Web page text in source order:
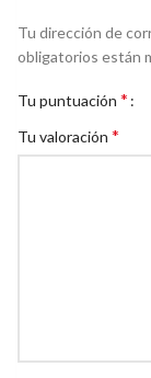
Tu dirección de
obligatorios están
Tu puntuación *
Tu valoración *